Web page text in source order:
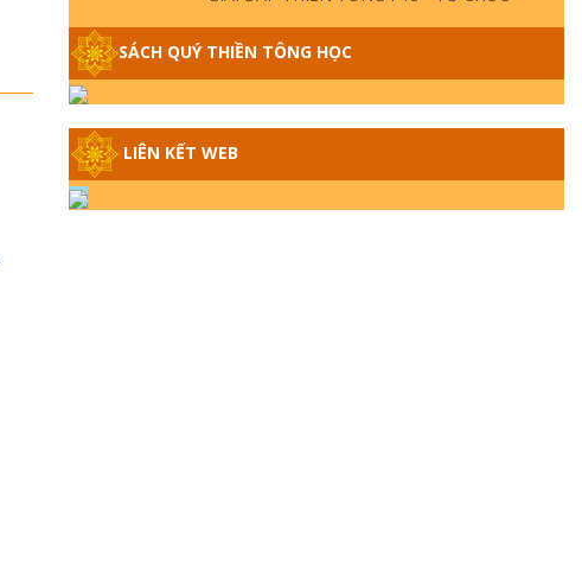
NÀO XUẤT BẢN
GIẢI ĐÁP THIỀN TÔNG ĐẶC BIỆT - P13 -
SÁCH QUÝ THIỀN TÔNG HỌC
LIÊN KẾT WEB